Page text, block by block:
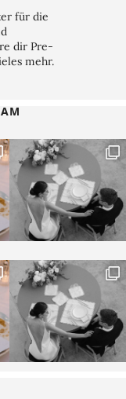
für die
dir Pre-
mehr.